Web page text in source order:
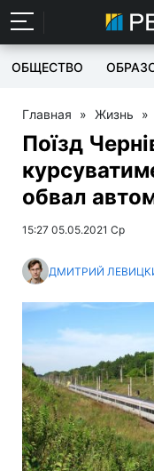
ОБЩЕСТВО
Главная » Жизнь »
Поїзд
обвал
15:27 05.05.2021 Ср
ДМИТРИЙ